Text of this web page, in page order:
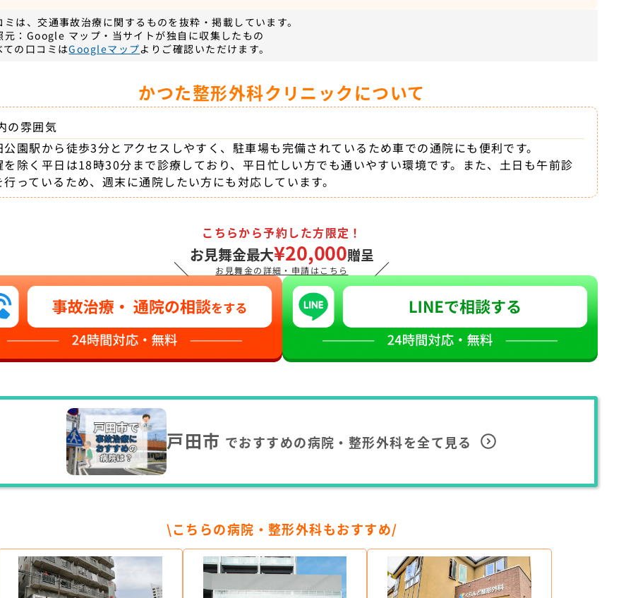
は、交通事故治療に関するものを抜粋・掲載しています。
：Google マップ・当サイトが独自に収集したもの
の口コミはGoogleマップよりご確認いただけます。
かつた整形外科クリニックについて
の雰囲気
公園駅から徒歩3分とアクセスしやすく、駐車場も完備されているため車での通院にも便利です。
を除く平日は18時30分まで診療しており、平日忙しい方でも通いやすい環境です。また、土日も午前診
行っているため、週末に通院したい方にも対応しています。
＼
こちらから予約した方限定！
お見舞金最大¥20,000贈呈
お見舞金の詳細・申請はこちら ／
戸田市 でおすすめの病院・整形外科を全て見る
\こちらの病院・整形外科もおすすめ/